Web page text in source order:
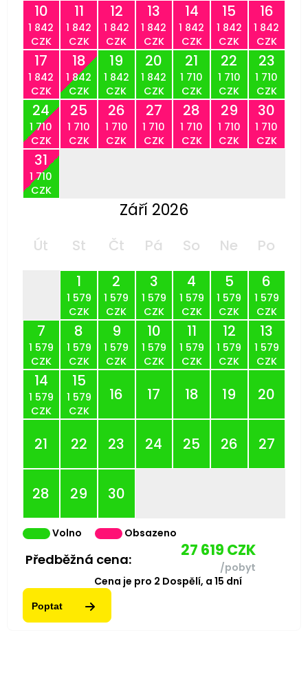
10
1 842
CZK
11
1 842
CZK
12
1 842
CZK
13
1 842
CZK
14
1 842
CZK
15
1 842
CZK
16
1 842
CZK
17
1 842
CZK
18
1 842
CZK
19
1 842
CZK
20
1 842
CZK
21
1 710
CZK
22
1 710
CZK
23
1 710
CZK
24
1 710
CZK
25
1 710
CZK
26
1 710
CZK
27
1 710
CZK
28
1 710
CZK
29
1 710
CZK
30
1 710
CZK
31
1 710
CZK
Září 2026
Út St Čt Pá So Ne
Po
1
1 579
CZK
2
1 579
CZK
3
1 579
CZK
4
1 579
CZK
5
1 579
CZK
6
1 579
CZK
7
1 579
CZK
8
1 579
CZK
9
1 579
CZK
10
1 579
CZK
11
1 579
CZK
12
1 579
CZK
13
1 579
CZK
14
1 579
CZK
15
1 579
CZK
16 17 18 19 20
21 22 23 24 25 26 27
28 29 30
Volno Obsazeno
Předběžná cena: 27 619 CZK
/pobyt
Cena je pro 2 Dospělí, a 15 dní
Poptat